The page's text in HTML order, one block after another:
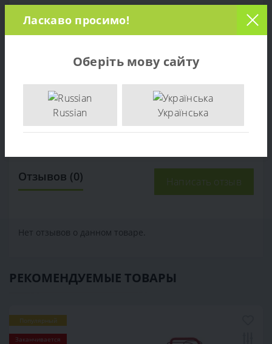
Важно использовать только оригинальные запчасти
или эквивалентные им аналоги, чтобы обеспечить
+38 (097) 221-55-40
info@sadovka.com.ua
г. Киев, ул. Васильковская, 1
Трос привода газонокосилки AL-KO 530 BRV (470139)
470139,Запчасти Al-Ko
Отзывов (0) Написать отзыв
Нет отзывов о данном товаре.
РЕКОМЕНДУЕМЫЕ ТОВАРЫ
Популярный
Заканчивается
Ласкаво просимо!
Оберіть мову сайту
Russian Українська